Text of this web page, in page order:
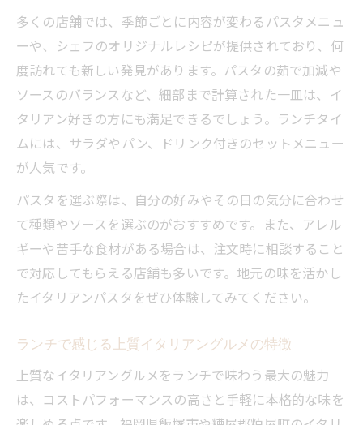
多くの店舗では、季節ごとに内容が変わるパスタメニュ
ーや、シェフのオリジナルレシピが提供されており、何
度訪れても新しい発見があります。パスタの茹で加減や
ソースのバランスなど、細部まで計算された一皿は、イ
タリアン好きの方にも満足できるでしょう。ランチタイ
ムには、サラダやパン、ドリンク付きのセットメニュー
が人気です。
パスタを選ぶ際は、自分の好みやその日の気分に合わせ
て種類やソースを選ぶのがおすすめです。また、アレル
ギーや苦手な食材がある場合は、注文時に相談すること
で対応してもらえる店舗も多いです。地元の味を活かし
たイタリアンパスタをぜひ体験してみてください。
ランチで感じる上質イタリアングルメの特徴
上質なイタリアングルメをランチで味わう最大の魅力
は、コストパフォーマンスの高さと手軽に本格的な味を